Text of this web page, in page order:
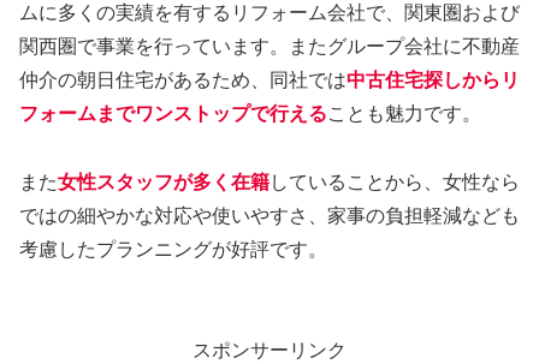
ムに多くの実績を有するリフォーム会社で、関東圏および
関西圏で事業を行っています。またグループ会社に不動産
仲介の朝日住宅があるため、同社では中古住宅探しからリ
フォームまでワンストップで行えることも魅力です。
また女性スタッフが多く在籍していることから、女性なら
ではの細やかな対応や使いやすさ、家事の負担軽減なども
考慮したプランニングが好評です。
スポンサーリンク